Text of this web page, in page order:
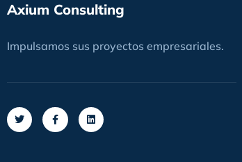
Axium Consulting
Impulsamos sus proyectos empresariales.